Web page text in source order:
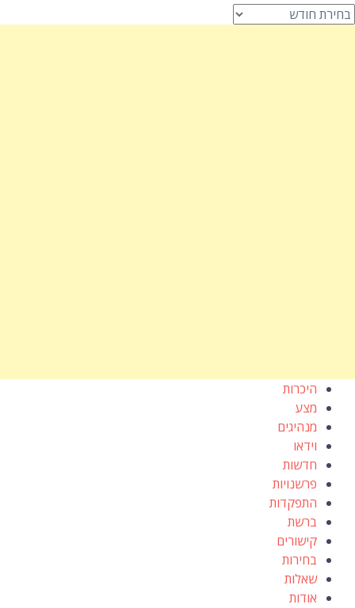
ארכיונים
היכרות
מצע
מנהיגים
וידאו
חדשות
פרשנויות
התפקדות
ברשת
קישורים
בחירות
שאלות
אודות